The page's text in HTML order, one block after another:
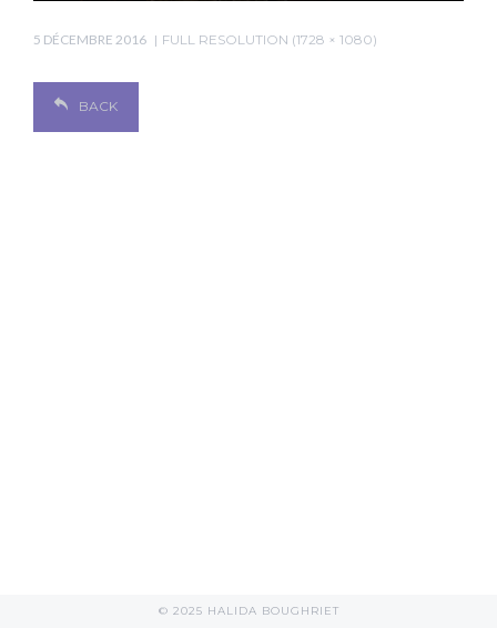
5 DÉCEMBRE 2016 FULL RESOLUTION (1728 × 1080)
BACK
© 2025 HALIDA BOUGHRIET